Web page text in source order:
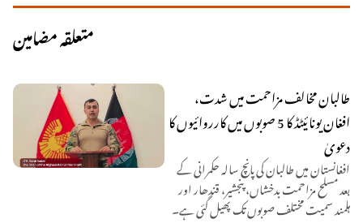
متعلقہ مضامین
طالبان مخالف مزاحمت میں شدت،
افغان یونائیٹڈ کا 5 صوبوں میں کارروائیوں کا
دعویٰ
افغانستان میں طالبان کی پانچ سالہ حکمرانی کے
بعد مسلح مزاحمت بدخشاں، پنجشیر، قندھار اور
ہلمند سمیت مختلف صوبوں تک پھیل گئی ہے۔